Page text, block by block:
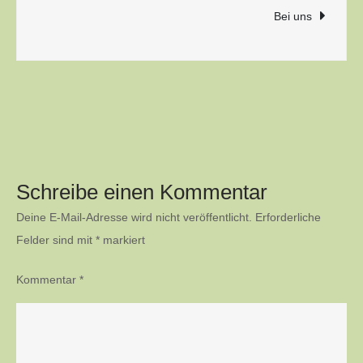
Bei uns
Schreibe einen Kommentar
Deine E-Mail-Adresse wird nicht veröffentlicht. Erforderliche
Felder sind mit * markiert
Kommentar *